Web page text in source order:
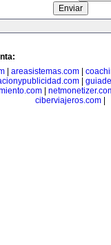
areasistemas.com
|
ciberviajeros.com